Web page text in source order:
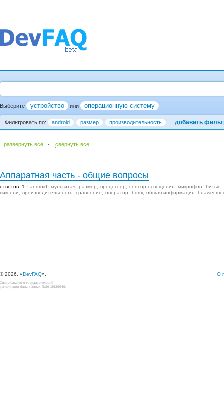
Выберите устройство или операционную систему
Фильтровать по: android размер производительность добавить
развернуть все · cвернуть все
Аппаратная часть - общие вопросы
ответов: 1 android мультитач размер процессор сенсор освещения микрофон
битые
пиксели
производительность сравнение оператор hdmi общая информация huawei
© 2026, «DevFAQ». О
Свидетельство о государственной
регистрации базы данных №2012620649.